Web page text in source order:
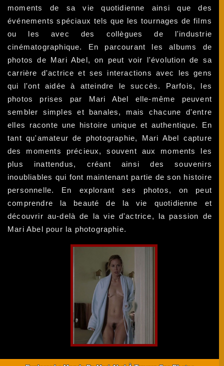
moments de sa vie quotidienne ainsi que des
événements spéciaux tels que les tournages de films
ou les avec des collègues de l'industrie
cinématographique. En parcourant les albums de
photos de Mari Abel, on peut voir l'évolution de sa
carrière d'actrice et ses interactions avec les gens
qui l'ont aidée à atteindre le succès. Parfois, les
photos prises par Mari Abel elle-même peuvent
sembler simples et banales, mais chacune d'entre
elles raconte une histoire unique et authentique. En
tant qu'amateur de photographie, Mari Abel capture
des moments précieux, souvent aux moments les
plus inattendus, créant ainsi des souvenirs
inoubliables qui font maintenant partie de son histoire
personnelle. En explorant ses photos, on peut
comprendre la beauté de la vie quotidienne et
découvrir au-delà de la vie d'actrice, la passion de
Mari Abel pour la photographie.